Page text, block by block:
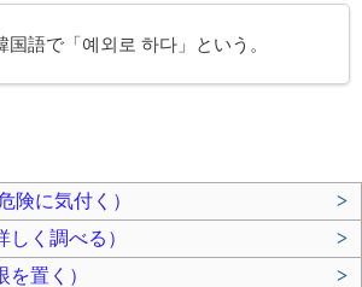
国語で「예외로 하다」という。
険に気付く）
>
く調べる）
>
置く）
>